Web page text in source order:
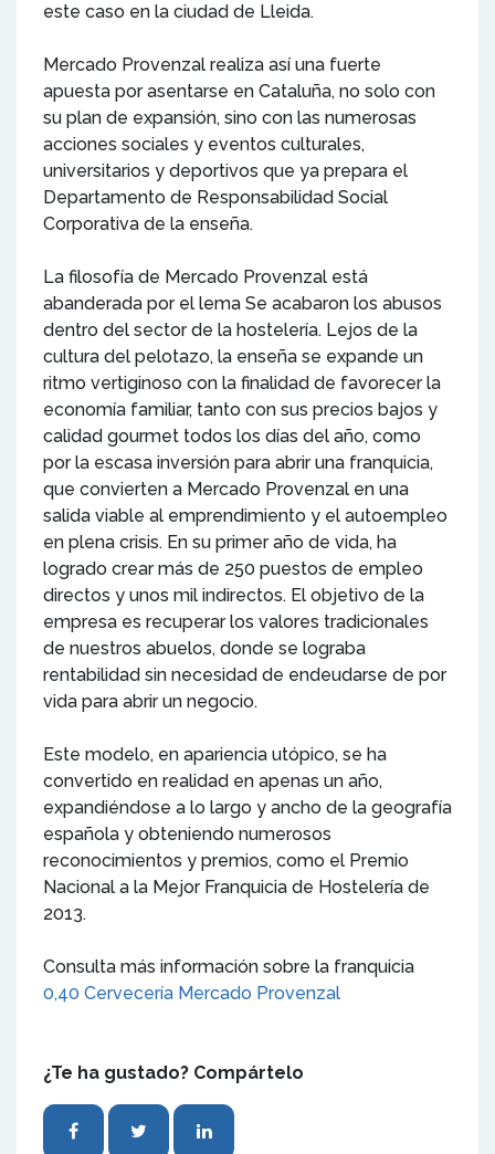
este caso en la ciudad de Lleida.
Mercado Provenzal realiza así una fuerte
apuesta por asentarse en Cataluña, no solo con
su plan de expansión, sino con las numerosas
acciones sociales y eventos culturales,
universitarios y deportivos que ya prepara el
Departamento de Responsabilidad Social
Corporativa de la enseña.
La filosofía de Mercado Provenzal está
abanderada por el lema Se acabaron los abusos
dentro del sector de la hostelería. Lejos de la
cultura del pelotazo, la enseña se expande un
ritmo vertiginoso con la finalidad de favorecer la
economía familiar, tanto con sus precios bajos y
calidad gourmet todos los días del año, como
por la escasa inversión para abrir una franquicia,
que convierten a Mercado Provenzal en una
salida viable al emprendimiento y el autoempleo
en plena crisis. En su primer año de vida, ha
logrado crear más de 250 puestos de empleo
directos y unos mil indirectos. El objetivo de la
empresa es recuperar los valores tradicionales
de nuestros abuelos, donde se lograba
rentabilidad sin necesidad de endeudarse de por
vida para abrir un negocio.
Este modelo, en apariencia utópico, se ha
convertido en realidad en apenas un año,
expandiéndose a lo largo y ancho de la geografía
española y obteniendo numerosos
reconocimientos y premios, como el Premio
Nacional a la Mejor Franquicia de Hostelería de
2013.
Consulta más información sobre la franquicia
0,40 Cervecería Mercado Provenzal
¿Te ha gustado? Compártelo